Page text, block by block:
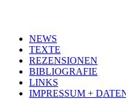
NEWS
TEXTE
REZENSIONEN
BIBLIOGRAFIE
LINKS
IMPRESSUM +